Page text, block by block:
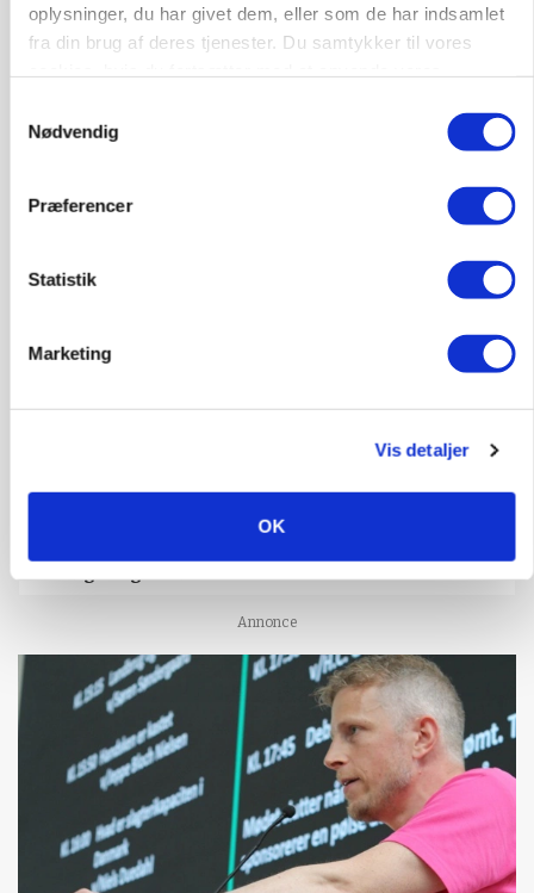
oplysninger, du har givet dem, eller som de har indsamlet
fra din brug af deres tjenester. Du samtykker til vores
Nødvendig
Præferencer
Statistik
Marketing
Vis detaljer
OK
MARKEDSFOKUS
Annonce